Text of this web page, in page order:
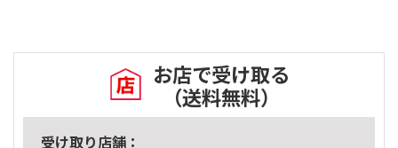
お店で受け取る
（送料無料）
受け取り店舗：